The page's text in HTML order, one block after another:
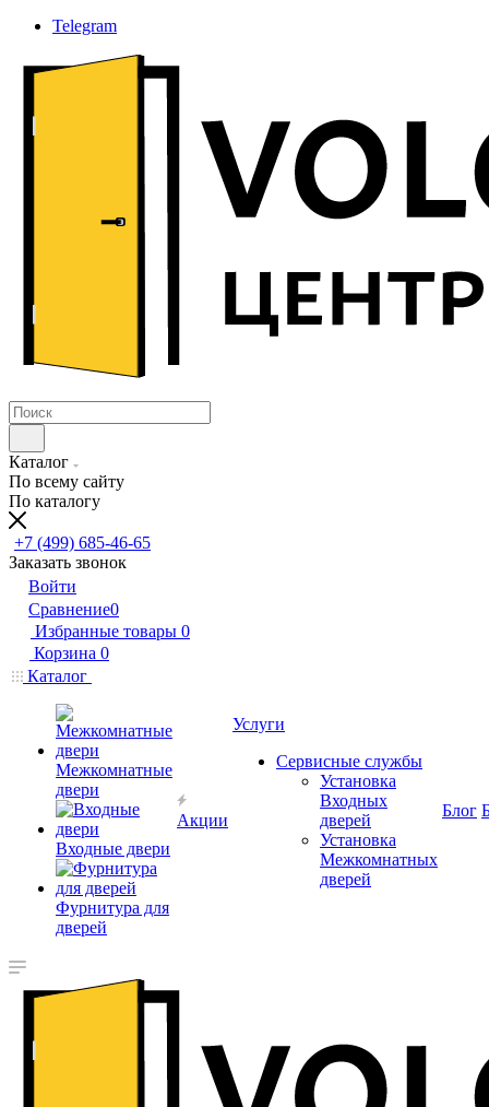
Telegram
Каталог
По всему сайту
По каталогу
+7 (499) 685-46-65
Заказать звонок
Войти
Сравнение0
Избранные товары 0
Корзина 0
Каталог
Межкомнатные
двери
Входные двери
Фурнитура для
дверей
Акции
Услуги
Сервисные службы
Установка
Входных
дверей
Установка
Межкомнатных
дверей
Блог